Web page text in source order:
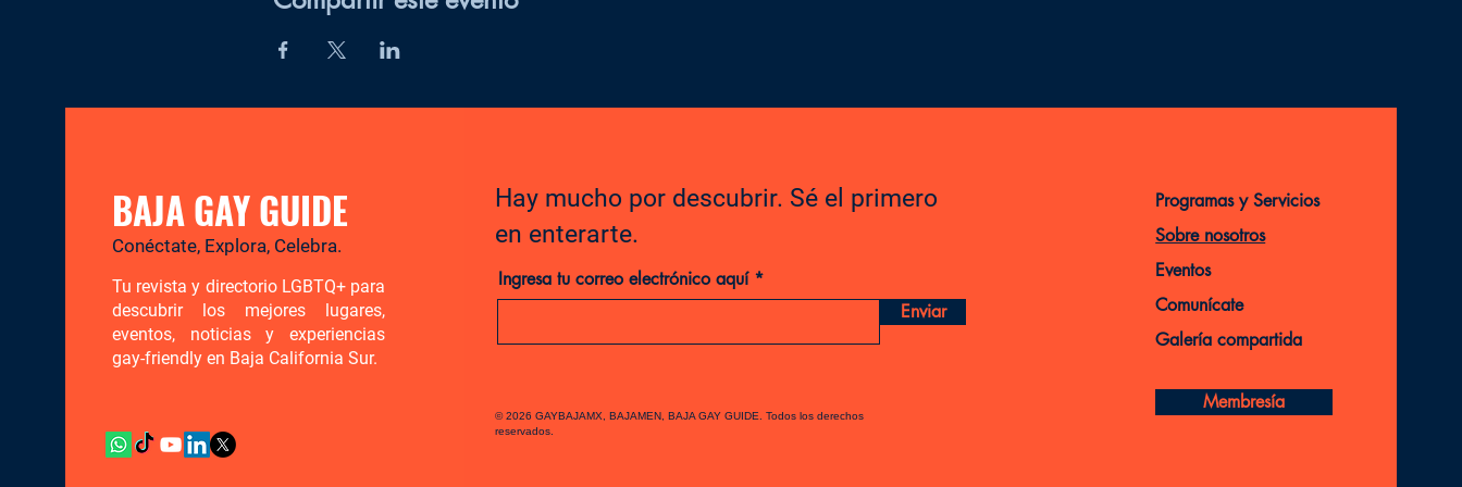
BAJA GAY GUIDE
Conéctate, Explora, Celebra.
Tu revista y directorio LGBTQ+ para
descubrir los mejores lugares,
eventos, noticias y experiencias
gay-friendly en Baja California Sur.
Hay mucho por descubrir. Sé el primero
en enterarte.
Ingresa tu correo electrónico aquí
Enviar
© 2026 GAYBAJAMX, BAJAMEN, BAJA GAY GUIDE. Todos los derechos
reservados.
Programas y Servicios
Sobre nosotros
Eventos
Comunícate
Galería compartida
Membresía